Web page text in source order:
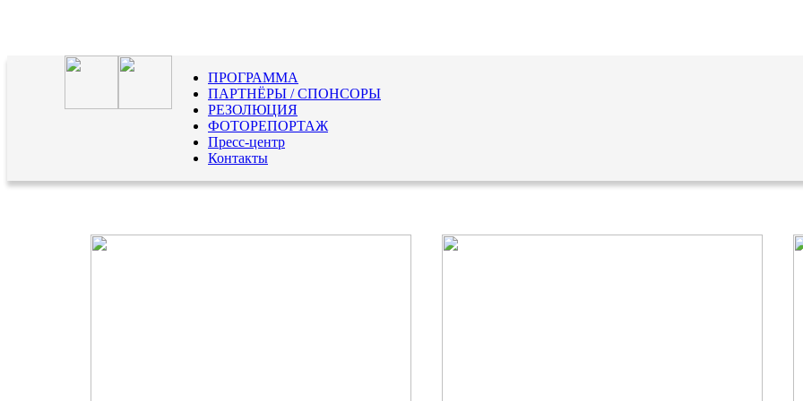
ПРОГРАММА
ПАРТНЁРЫ / СПОНСОРЫ
РЕЗОЛЮЦИЯ
ФОТОРЕПОРТАЖ
Пресс-центр
Контакты